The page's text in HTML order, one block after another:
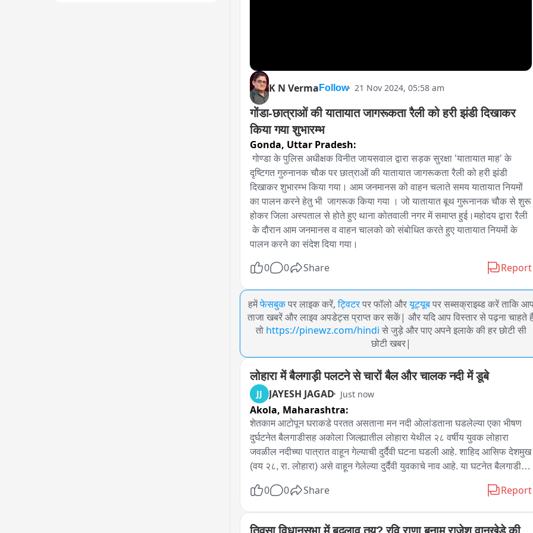
K N Verma Follow 21 Nov 2024, 05:58 am
गोंडा-छात्राओं की यातायात जागरूकता रैली को हरी झंडी दिखाकर
किया गया शुभारम्भ
Gonda, Uttar Pradesh:
गोण्डा के पुलिस अधीक्षक विनीत जायसवाल द्वारा सड़क सुरक्षा 'यातायात माह' के
दृष्टिगत गुरुनानक चौक पर छात्राओं की यातायात जागरूकता रैली को हरी झंडी
दिखाकर शुभारम्भ किया गया। आम जनमानस को वाहन चलाते समय यातायात नियमों
का पालन करने हेतु भी  जागरूक किया गया । जो यातायात बूथ गुरूनानक चौक से शुरू
होकर जिला अस्पताल से होते हुए थाना कोतवाली नगर में समाप्त हुई।महोदय द्वारा रैली
के दौरान आम जनमानस व वाहन चालको को संबोधित करते हुए यातायात नियमों के
पालन करने का संदेश दिया गया।
0
0 Share Report
हमेंफेसबुक पर लाइक करें, ट्विटर पर फॉलो औरयूट्यूब पर सब्सक्राइब्ड करें ताकि
ताजा खबरें और लाइव अपडेट्स प्राप्त कर सकें| और यदि आप विस्तार से पढ़ना चाहते
तो https://pinewz.com/hindi से जुड़े और पाए अपने इलाके की हर छोटी सी
छोटी खबर|
लोहारा में बैलगाड़ी पलटने से चारों बैल और चालक नदी में डूबे
JJ JAYESH JAGAD Just now
Akola, Maharashtra:
शेतकाम आटोपून घराकडे परतत असताना मन नदी ओलांडताना घडलेल्या एका भीषण
दुर्घटनेत बैलगाडीसह अकोला जिल्ह्यातील लोहारा येथील २८ वर्षीय युवक लोहारा
जवळील नदीच्या पात्रात वाहून गेल्याची दुर्दैवी घटना घडली आहे. शाहिद आसिफ देशमुख
(वय २८, रा. लोहारा) असे वाहून गेलेल्या दुर्दैवी युवकाचे नाव आहे. या घटनेत बैलगाडीला
निष्पन्न झाले आहेत. मिळालेल्या माहितीनुसार, शाहिद देशमुख वय २८ हा आज सकाळी
होता. दुपारी १ वाजताच्या सुमारास शेतातील काम पूर्ण करून तो घराकडे परतत होता.
0 0 Share Report